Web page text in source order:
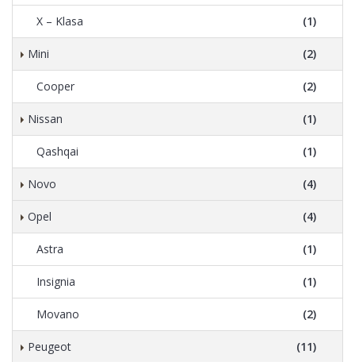
X – Klasa (1)
Mini (2)
Cooper (2)
Nissan (1)
Qashqai (1)
Novo (4)
Opel (4)
Astra (1)
Insignia (1)
Movano (2)
Peugeot (11)